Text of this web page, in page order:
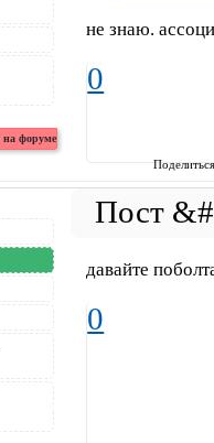
не знаю.
0
давайте
0